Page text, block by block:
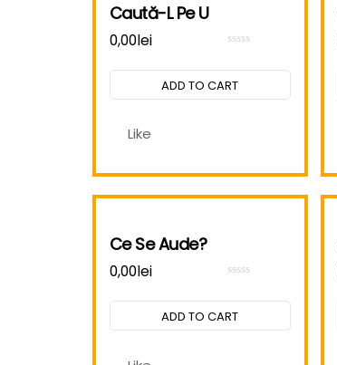
Caută-L Pe U
of
5
0,00lei
ADD TO CART
Like
Ce Se Aude?
of
5
0,00lei
ADD TO CART